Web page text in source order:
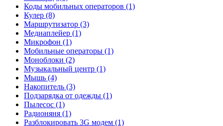
Коды мобильных операторов (1)
Кулер (8)
Маршрутизатор (3)
Медиаплейер (1)
Микрофон (1)
Мобильные операторы (1)
Моноблоки (2)
Музыкальный центр (1)
Мышь (4)
Накопитель (3)
Подзарядка от одежды (1)
Пылесос (1)
Радионяня (1)
Разблокировать 3G модем (1)